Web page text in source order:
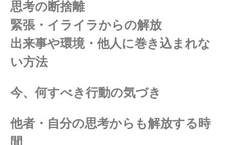
思考の断捨離
緊張・イライラからの解放
出来事や環境・他人に巻き込まれな
い方法
今、何すべき行動の気づき
他者・自分の思考からも解放する時
間